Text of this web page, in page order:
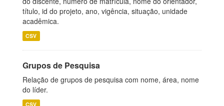
título, id do projeto, ano, vigência, situação, unidade
acadêmica.
CSV
Grupos de Pesquisa
Relação de grupos de pesquisa com nome, área, nome
do líder.
CSV